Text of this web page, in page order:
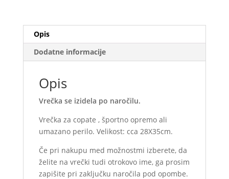
Opis
Dodatne informacije
Opis
Vrečka se izidela po naročilu.
Vrečka za copate , športno opremo ali
umazano perilo. Velikost: cca 28X35cm.
Če pri nakupu med možnostmi izberete, da
želite na vrečki tudi otrokovo ime, ga prosim
zapišite pri zaključku naročila pod opombe.